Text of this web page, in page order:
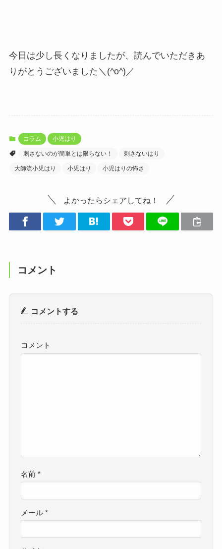
今日は少し長くなりましたが、読んでいただきあ
りがとうございました＼(^o^)／
コラム 小児はり
刺さないのが簡単とは限らない！ 刺さないはり
大師流小児はり 小児はり 小児はりの怖さ
よかったらシェアしてね！
コメント
コメントする
コメント
名前*
メール*